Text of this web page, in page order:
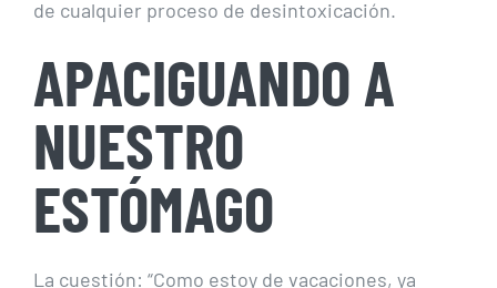
de cualquier proceso de desintoxicación.
APACIGUANDO A
NUESTRO
ESTÓMAGO
La cuestión: “Como estoy de vacaciones, ya